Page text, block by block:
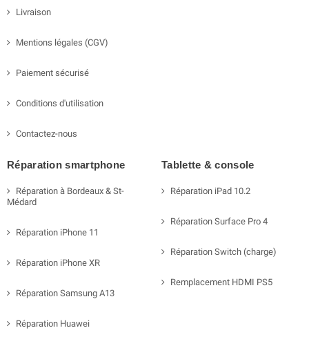
Livraison
Mentions légales (CGV)
Paiement sécurisé
Conditions d'utilisation
Contactez-nous
Réparation smartphone
Réparation à Bordeaux & St-
Médard
Réparation iPhone 11
Réparation iPhone XR
Réparation Samsung A13
Réparation Huawei
Tablette & console
Réparation iPad 10.2
Réparation Surface Pro 4
Réparation Switch (charge)
Remplacement HDMI PS5